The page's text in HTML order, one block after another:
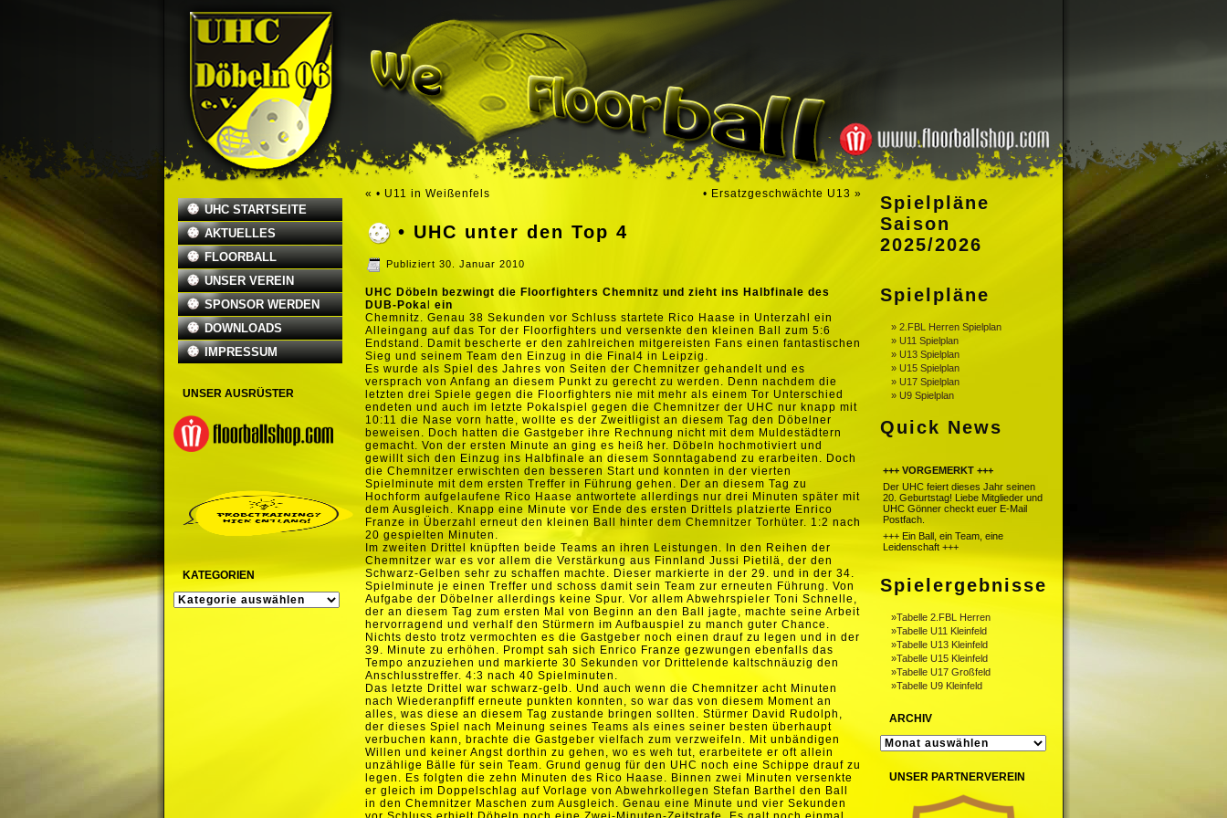
UHC STARTSEITE
AKTUELLES
FLOORBALL
UNSER VEREIN
SPONSOR WERDEN
DOWNLOADS
IMPRESSUM
UNSER AUSRÜSTER
KATEGORIEN
KATEGORIEN
« • U11 in Weißenfels • Ersatzgeschwächte U13 »
• UHC unter den Top 4
Publiziert 30. Januar 2010
UHC Döbeln bezwingt die Floorfighters Chemnitz und zieht ins Halbfinale des
DUB-Poka
ein
Chemnitz. Genau 38 Sekunden vor Schluss startete Rico Haase in Unterzahl ein
Alleingang auf das Tor der Floorfighters und versenkte den kleinen Ball zum 5:6
Endstand. Damit bescherte er den zahlreichen mitgereisten Fans einen fantastischen
Sieg und seinem Team den Einzug in die Final4 in Leipzig.
Es wurde als Spiel des Jahres von Seiten der Chemnitzer gehandelt und es
versprach von Anfang an diesem Punkt zu gerecht zu werden. Denn nachdem die
letzten drei Spiele gegen die Floorfighters nie mit mehr als einem Tor Unterschied
endeten und auch im letzte Pokalspiel gegen die Chemnitzer der UHC nur knapp mit
10:11 die Nase vorn hatte, wollte es der Zweitligist an diesem Tag den Döbelner
beweisen. Doch hatten die Gastgeber ihre Rechnung nicht mit dem Muldestädtern
gemacht. Von der ersten Minute an ging es heiß her. Döbeln hochmotiviert und
gewillt sich den Einzug ins Halbfinale an diesem Sonntagabend zu erarbeiten. Doch
die Chemnitzer erwischten den besseren Start und konnten in der vierten
Spielminute mit dem ersten Treffer in Führung gehen. Der an diesem Tag zu
Hochform aufgelaufene Rico Haase antwortete allerdings nur drei Minuten später mit
dem Ausgleich. Knapp eine Minute vor Ende des ersten Drittels platzierte Enrico
Franze in Überzahl erneut den kleinen Ball hinter dem Chemnitzer Torhüter. 1:2 nach
20 gespielten Minuten.
Im zweiten Drittel knüpften beide Teams an ihren Leistungen. In den Reihen der
Chemnitzer war es vor allem die Verstärkung aus Finnland Jussi Pietilä, der den
Schwarz-Gelben sehr zu schaffen machte. Dieser markierte in der 29. und in der 34.
Spielminute je einen Treffer und schoss damit sein Team zur erneuten Führung. Von
Aufgabe der Döbelner allerdings keine Spur. Vor allem Abwehrspieler Toni Schnelle,
der an diesem Tag zum ersten Mal von Beginn an den Ball jagte, machte seine Arbeit
hervorragend und verhalf den Stürmern im Aufbauspiel zu manch guter Chance.
Nichts desto trotz vermochten es die Gastgeber noch einen drauf zu legen und in der
39. Minute zu erhöhen. Prompt sah sich Enrico Franze gezwungen ebenfalls das
Tempo anzuziehen und markierte 30 Sekunden vor Drittelende kaltschnäuzig den
Anschlusstreffer. 4:3 nach 40 Spielminuten.
Das letzte Drittel war schwarz-gelb. Und auch wenn die Chemnitzer acht Minuten
nach Wiederanpfiff erneute punkten konnten, so war das von diesem Moment an
alles, was diese an diesem Tag zustande bringen sollten. Stürmer David Rudolph,
der dieses Spiel nach Meinung seines Teams als eines seiner besten überhaupt
verbuchen kann, brachte die Gastgeber vielfach zum verzweifeln. Mit unbändigen
Willen und keiner Angst dorthin zu gehen, wo es weh tut, erarbeitete er oft allein
unzählige Bälle für sein Team. Grund genug für den UHC noch eine Schippe drauf zu
legen. Es folgten die zehn Minuten des Rico Haase. Binnen zwei Minuten versenkte
er gleich im Doppelschlag auf Vorlage von Abwehrkollegen Stefan Barthel den Ball
in den Chemnitzer Maschen zum Ausgleich. Genau eine Minute und vier Sekunden
Spielpläne
Saison
2025/2026
Spielpläne
» 2.FBL Herren Spielplan
» U11 Spielplan
» U13 Spielplan
» U15 Spielplan
» U17 Spielplan
» U9 Spielplan
Quick News
+++ VORGEMERKT +++
Der UHC feiert dieses Jahr seinen
20. Geburtstag! Liebe Mitglieder und
UHC Gönner checkt euer E-Mail
Postfach.
+++ Ein Ball, ein Team, eine
Leidenschaft +++
Spielergebnisse
»Tabelle 2.FBL Herren
»Tabelle U11 Kleinfeld
»Tabelle U13 Kleinfeld
»Tabelle U15 Kleinfeld
»Tabelle U17 Großfeld
»Tabelle U9 Kleinfeld
ARCHIV
ARCHIV
UNSER PARTNERVEREIN